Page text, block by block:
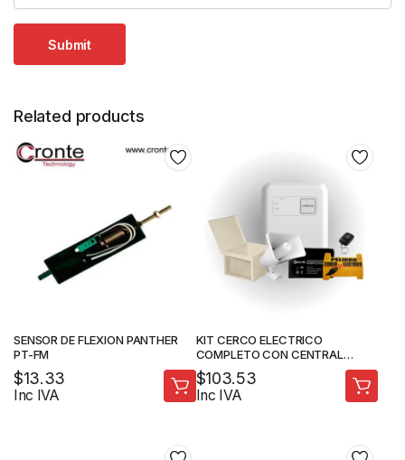
Related products
SENSOR DE FLEXION PANTHER
PT-FM
$13.33
Inc IVA
KIT CERCO ELECTRICO
COMPLETO CON CENTRAL
ELC3020
$103.53
Inc IVA